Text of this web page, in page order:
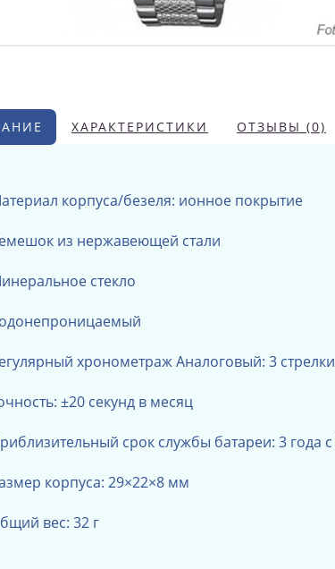
ХАРАКТЕРИСТИКИ ОТЗЫВЫ (0)
корпуса/безеля: ионное покрытие
из нержавеющей стали
стекло
хронометражАналоговый: 3
±20 секунд в месяц
срок службы батареи: 3 года с
корпуса: 29×22×8 мм
вес: 32 г